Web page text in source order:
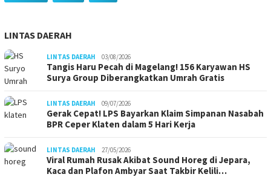
LINTAS DAERAH
LINTAS DAERAH 03/08/2026
Tangis Haru Pecah di Magelang! 156 Karyawan HS
Surya Group Diberangkatkan Umrah Gratis
LINTAS DAERAH 09/07/2026
Gerak Cepat! LPS Bayarkan Klaim Simpanan Nasabah
BPR Ceper Klaten dalam 5 Hari Kerja
LINTAS DAERAH 27/05/2026
Viral Rumah Rusak Akibat Sound Horeg di Jepara,
Kaca dan Plafon Ambyar Saat Takbir Kelili…